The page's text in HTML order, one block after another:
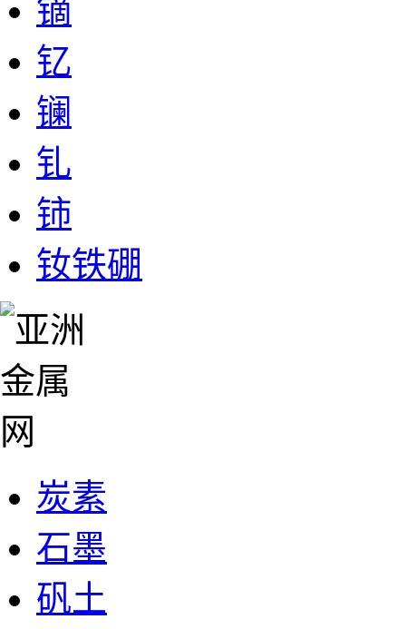
镝
钇
镧
钆
铈
钕铁硼
炭素
石墨
矾土